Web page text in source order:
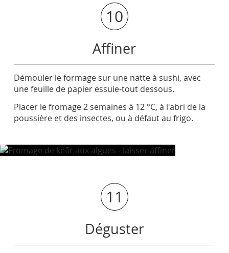
10
Affiner
Démouler le formage sur une natte à sushi, avec
une feuille de papier essuie-tout dessous.
Placer le fromage 2 semaines à 12 °C, à l'abri de la
poussière et des insectes, ou à défaut au frigo.
11
Déguster